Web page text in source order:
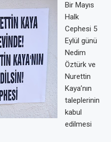
Bir Mayıs
Halk
Cephesi 5
Eylül günü
Nedim
Öztürk ve
Nurettin
Kaya’nın
taleplerinin
kabul
edilmesi